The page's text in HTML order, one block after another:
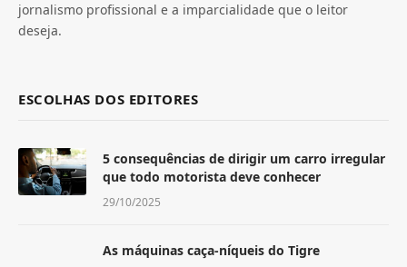
jornalismo profissional e a imparcialidade que o leitor
deseja.
ESCOLHAS DOS EDITORES
5 consequências de dirigir um carro irregular
que todo motorista deve conhecer
29/10/2025
As máquinas caça-níqueis do Tigre